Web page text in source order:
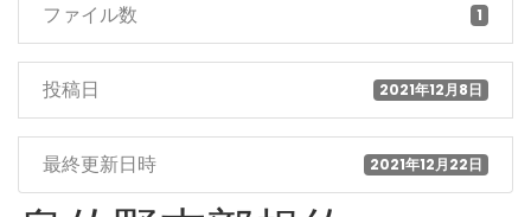
ファイル数 1
投稿日 2021年12月8日
最終更新日時 2021年12月22日